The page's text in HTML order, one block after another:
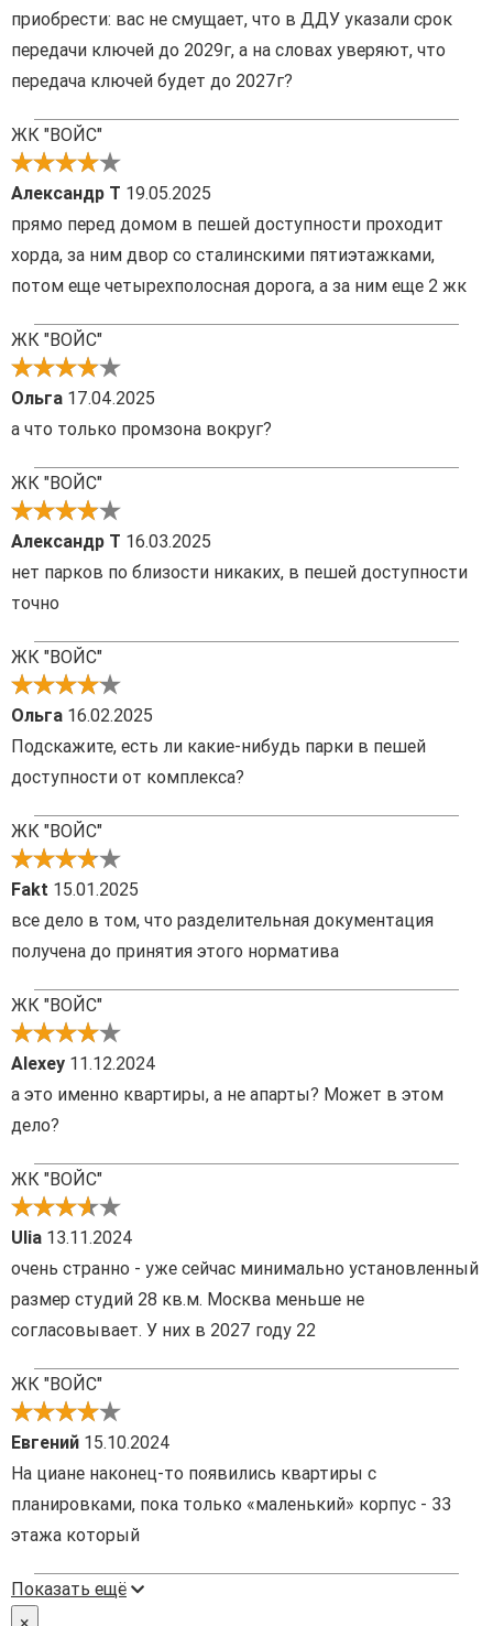
приобрести: вас не смущает, что в ДДУ указали срок
передачи ключей до 2029г, а на словах уверяют, что
передача ключей будет до 2027г?
ЖК "ВОЙС"
Александр Т 19.05.2025
прямо перед домом в пешей доступности проходит
хорда, за ним двор со сталинскими пятиэтажками,
потом еще четырехполосная дорога, а за ним еще 2 жк
ЖК "ВОЙС"
Ольга 17.04.2025
а что только промзона вокруг?
ЖК "ВОЙС"
Александр Т 16.03.2025
нет парков по близости никаких, в пешей доступности
точно
ЖК "ВОЙС"
Ольга 16.02.2025
Подскажите, есть ли какие-нибудь парки в пешей
доступности от комплекса?
ЖК "ВОЙС"
Fakt 15.01.2025
все дело в том, что разделительная документация
получена до принятия этого норматива
ЖК "ВОЙС"
Alexey 11.12.2024
а это именно квартиры, а не апарты? Может в этом
дело?
ЖК "ВОЙС"
Ulia 13.11.2024
очень странно - уже сейчас минимально установленный
размер студий 28 кв.м. Москва меньше не
согласовывает. У них в 2027 году 22
ЖК "ВОЙС"
Евгений 15.10.2024
На циане наконец-то появились квартиры с
планировками, пока только «маленький» корпус - 33
этажа который
Показать ещё